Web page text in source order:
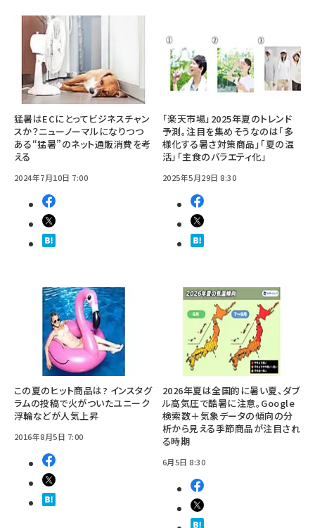
猛暑はECにとってビジネスチャン
スか？ニューノーマルになりつつ
ある“猛暑”のネット通販消費を考
える
2024年7月10日 7:00
「楽天市場」2025年夏のトレンド
予測。注目を集めそうなのは「多
様化する暑さ対策商品」「夏の温
活」「主食のバラエティ化」
2025年5月29日 8:30
この夏のヒット商品は? インスタグ
ラムの投稿で火がついたユニーク
浮輪などが人気上昇
2016年8月5日 7:00
2026年夏は全国的に暑い夏、ダブ
ル高気圧で酷暑に注意。Google
検索数＋気象データの傾向の分
析から見える季節商品が注目され
る時期
6月5日 8:30